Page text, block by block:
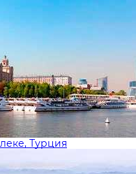
Турция